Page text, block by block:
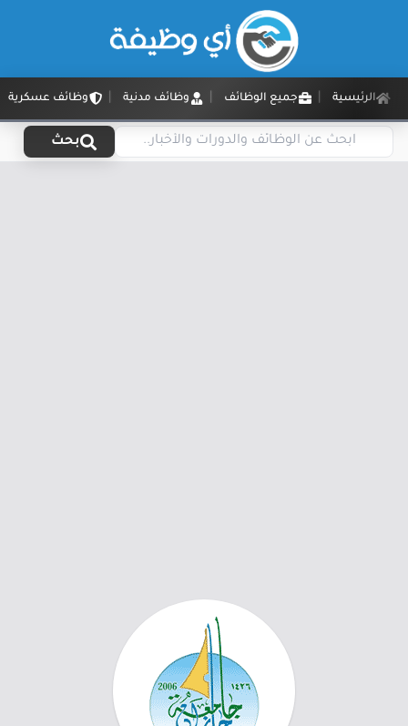
الرئيسية جميع الوظائف وظائف مدنية وظائف عسكرية
بحث